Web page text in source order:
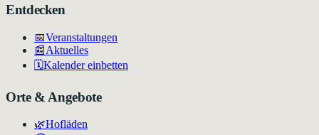
Entdecken
📅Veranstaltungen
📰Aktuelles
🗓️Kalender einbetten
Orte & Angebote
🌿Hofläden